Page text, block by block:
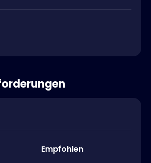
Empfohlen